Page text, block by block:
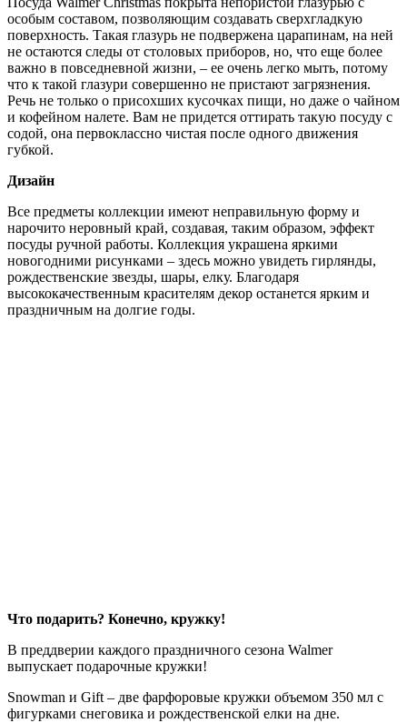
особым составом, позволяющим создавать сверхгладкую
поверхность. Такая глазурь не подвержена царапинам, на ней
не остаются следы от столовых приборов, но, что еще более
важно в повседневной жизни, – ее очень легко мыть, потому
что к такой глазури совершенно не пристают загрязнения.
Речь не только о присохших кусочках пищи, но даже о чайном
и кофейном налете. Вам не придется оттирать такую посуду с
содой, она первоклассно чистая после одного движения
губкой.
Дизайн
Все предметы коллекции имеют неправильную форму и
нарочито неровный край, создавая, таким образом, эффект
посуды ручной работы. Коллекция украшена яркими
новогодними рисунками – здесь можно увидеть гирлянды,
рождественские звезды, шары, елку. Благодаря
высококачественным красителям декор останется ярким и
праздничным на долгие годы.
Что подарить? Конечно, кружку!
В преддверии каждого праздничного сезона Walmer
выпускает подарочные кружки!
Snowman и Gift – две фарфоровые кружки объемом 350 мл с
фигурками снеговика и рождественской елки на дне.